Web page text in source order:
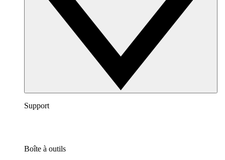
Support
Boîte à outils